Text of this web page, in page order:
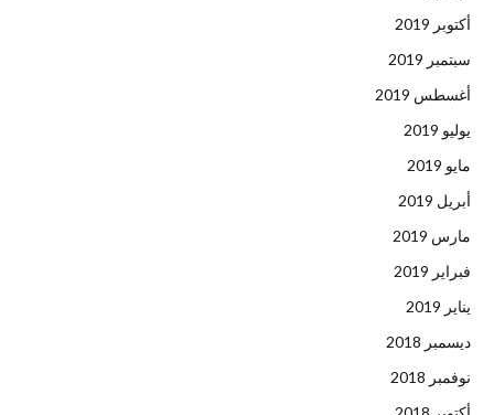
أكتوبر 2019
سبتمبر 2019
أغسطس 2019
يوليو 2019
مايو 2019
أبريل 2019
مارس 2019
فبراير 2019
يناير 2019
ديسمبر 2018
نوفمبر 2018